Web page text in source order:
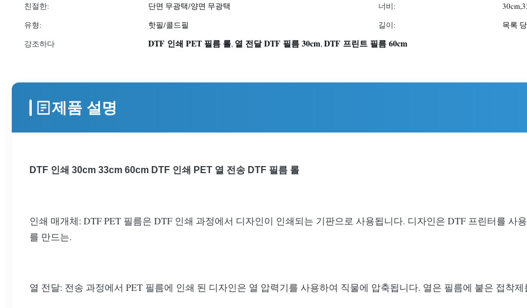
친절한:
단면 무광택/양면 무광택 너비:
유형:
핫필/콜드필 길이:
목록
강조하다
DTF 인쇄 PET 필름 롤, 열 전달 DTF 필름 30cm,DTF 프린트 필름 60cm
제품 설명
DTF 인쇄 30cm 33cm 60cm DTF 인쇄 PET 열 전송 DTF 필름 롤
인쇄 매개체: DTF PET 필름은 DTF 인쇄 과정에서 디자인이 인쇄되는 기판으로 사용됩니다. 디자인은 DTF 프린터를 사
를 만드는.
열 전달: 전송 과정에서 PET 필름에 인쇄 된 디자인은 열 압력기를 사용하여 직물에 압축됩니다. 열은 필름에 붙은 접착